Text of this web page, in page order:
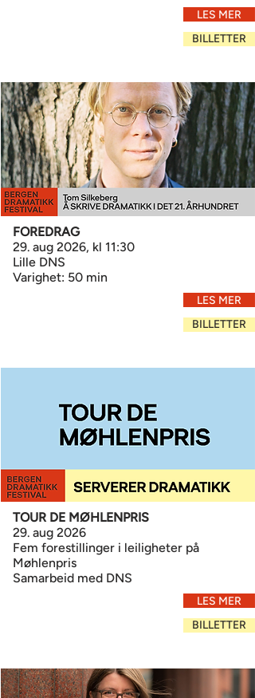
LES MER
BILLETTER
FOREDRAG
29. aug 2026, kl 11:30
Lille DNS
Varighet: 50 min
LES MER
BILLETTER
TOUR DE MØHLENPRIS
29. aug 2026
Fem forestillinger i leiligheter på
Møhlenpris
Samarbeid med DNS
LES MER
BILLETTER